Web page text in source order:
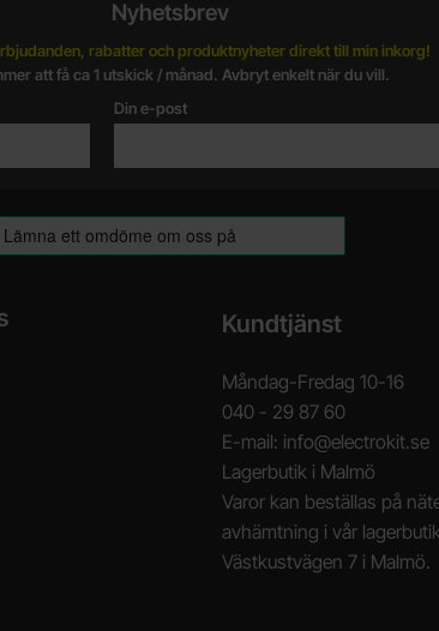
Nyhetsbrev
rabatter och produktnyheter direkt till min inkorg!
att få ca 1 utskick / månad. Avbryt enkelt när du vill.
Din e-post
Kundtjänst
Måndag-Fredag 10-16
040 - 29 87 60
E-mail: info@electrokit.se
Lagerbutik i Malmö
Varor kan beställas på
avhämtning i vår
Västkustvägen 7 i Malmö.